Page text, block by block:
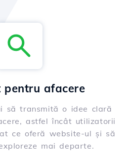
pentru afacere
să transmită o idee clară
astfel încât utilizatorii
ce oferă website-ul și să
mai departe.